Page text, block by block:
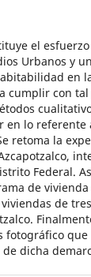
el
Urbanos y
en
cumplir con
en lo referente
retoma la
Federal.
de
de
fotográfico
dicha